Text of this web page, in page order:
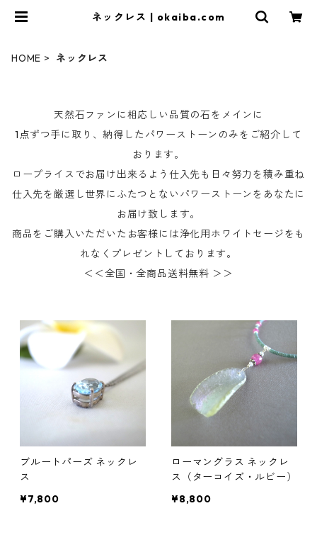
ネックレス | okaiba.com
HOME ネックレス
天然石ファンに相応しい品質の石をメインに
1点ずつ手に取り、納得したパワーストーンのみをご紹介して
おります。
ロープライスでお届け出来るよう仕入先も日々努力を積み重ね
仕入先を厳選し世界にふたつとないパワーストーンをあなたに
お届け致します。
商品をご購入いただいたお客様には浄化用ホワイトセージをも
れなくプレゼントしております。
＜＜全国・全商品送料無料 ＞＞
ブルートパーズ ネックレ
ス
¥7,800
ローマングラス ネックレ
ス（ターコイズ・ルビー）
¥8,800